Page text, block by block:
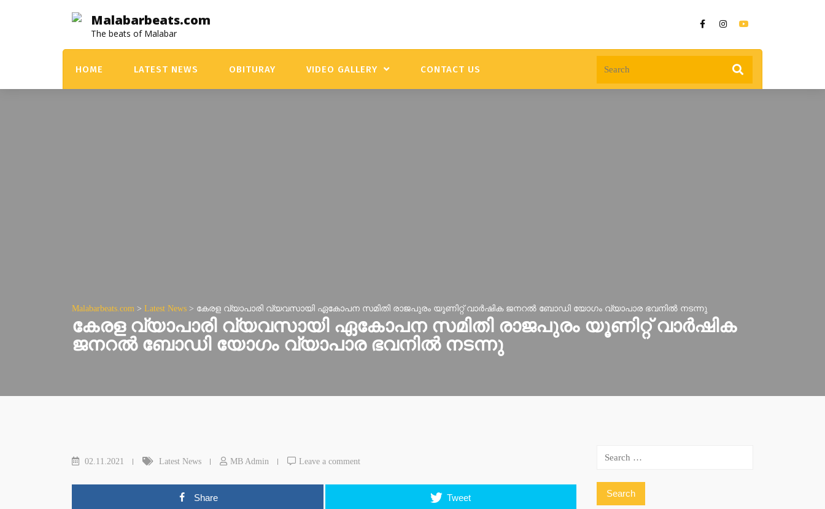
Malabarbeats.com
The beats of Malabar
HOME LATEST NEWS OBITURAY VIDEO GALLERY CONTACT US
Malabarbeats.com > Latest News > കേരള വ്യാപാരി വ്യവസായി ഏകോപന സമിതി രാജപുരം യൂണിറ്റ് വാര്‍ഷിക ജനറല്‍ ബോഡി യോഗം വ്യാപാര ഭവനില്‍ നടന്നു
കേരള വ്യാപാരി വ്യവസായി ഏകോപന സമിതി രാജപുരം യൂണിറ്റ് വാര്‍ഷിക
ജനറല്‍ ബോഡി യോഗം വ്യാപാര ഭവനില്‍ നടന്നു
02.11.2021 Latest News MB Admin Leave a comment
Share Tweet